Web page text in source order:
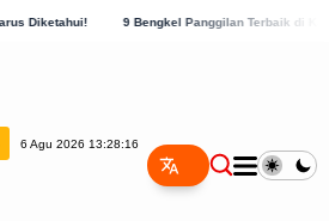
9 Bengkel Panggilan Terbaik di Kabupaten Semarang,
6 Agu 2026 13:28:16